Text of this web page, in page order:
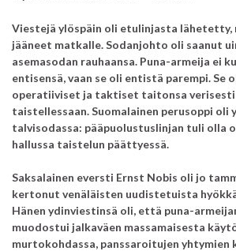
Viestejä ylöspäin oli etulinjasta lähetetty,
jääneet matkalle. Sodanjohto oli saanut
asemasodan rauhaansa. Puna-armeija ei
entisensä, vaan se oli entistä parempi. Se
operatiiviset ja taktiset taitonsa verisesti
taistellessaan. Suomalainen perusoppi oli
talvisodassa: pääpuolustuslinjan tuli olla
hallussa taistelun päättyessä.
Saksalainen eversti Ernst Nobis oli jo
kertonut venäläisten uudistetuista
Hänen ydinviestinsä oli, että puna-
muodostui jalkaväen massamaisesta
murtokohdassa, panssaroitujen yhtymien